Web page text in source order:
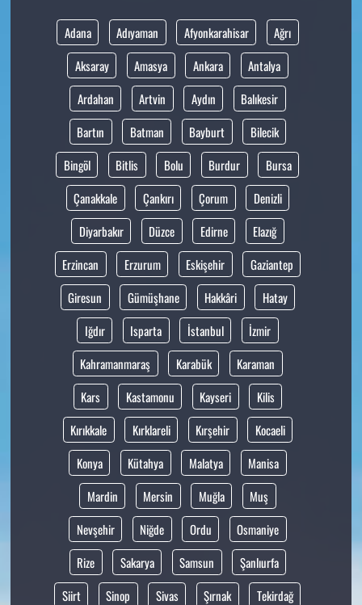
Adana Adıyaman Afyonkarahisar
Ağrı
Aksaray
Amasya Ankara
Antalya
Ardahan
Artvin Aydın
Balıkesir
Bartın
Batman Bayburt
Bilecik
Bingöl
Bitlis Bolu Burdur
Bursa
Çanakkale
Çankırı Çorum
Denizli
Diyarbakır
Düzce Edirne
Elazığ
Erzincan
Erzurum Eskişehir
Gaziantep
Giresun
Gümüşhane Hakkâri
Hatay
Iğdır
Isparta İstanbul
İzmir
Kahramanmaraş
Karabük
Karaman
Kars
Kastamonu Kayseri
Kilis
Kırıkkale
Kırklareli Kırşehir
Kocaeli
Konya
Kütahya Malatya
Manisa
Mardin
Mersin Muğla
Muş
Nevşehir
Niğde Ordu
Osmaniye
Rize
Sakarya Samsun
Şanlıurfa
Siirt
Sinop Sivas Şırnak
Tekirdağ